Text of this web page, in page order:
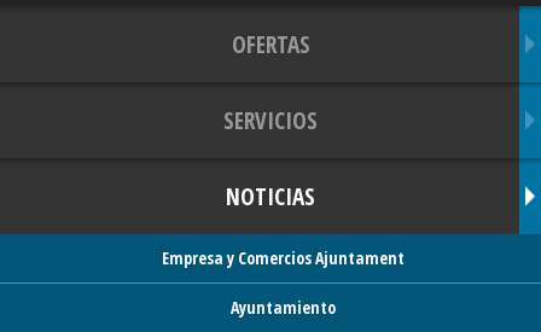
OFERTAS
SERVICIOS
NOTICIAS
Empresa y Comercios Ajuntament
Ayuntamiento